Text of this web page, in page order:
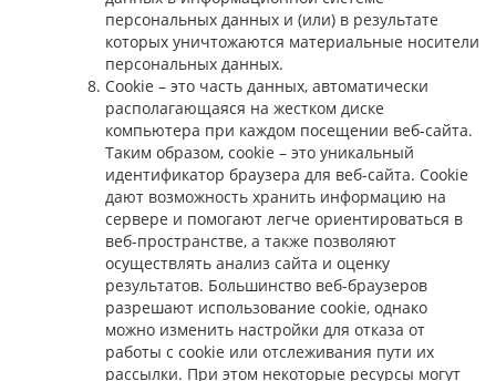
персональных данных и (или) в результате
которых уничтожаются материальные носители
персональных данных.
Cookie – это часть данных, автоматически
располагающаяся на жестком диске
компьютера при каждом посещении веб-сайта.
Таким образом, cookie – это уникальный
идентификатор браузера для веб-сайта. Cookie
дают возможность хранить информацию на
сервере и помогают легче ориентироваться в
веб-пространстве, а также позволяют
осуществлять анализ сайта и оценку
результатов. Большинство веб-браузеров
разрешают использование cookie, однако
можно изменить настройки для отказа от
работы с cookie или отслеживания пути их
рассылки. При этом некоторые ресурсы могут